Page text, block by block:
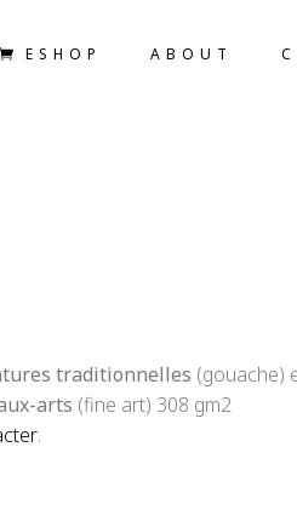
ESHOP ABOUT
traditionnelles (gouache)
arts (fine art) 308 gm2
.